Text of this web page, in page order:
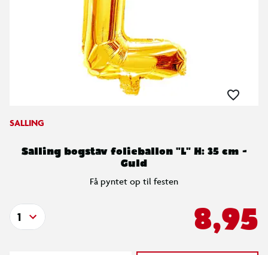
SALLING
Salling bogstav folieballon "L" H: 35 cm -
Guld
Få pyntet op til festen
8,95
1